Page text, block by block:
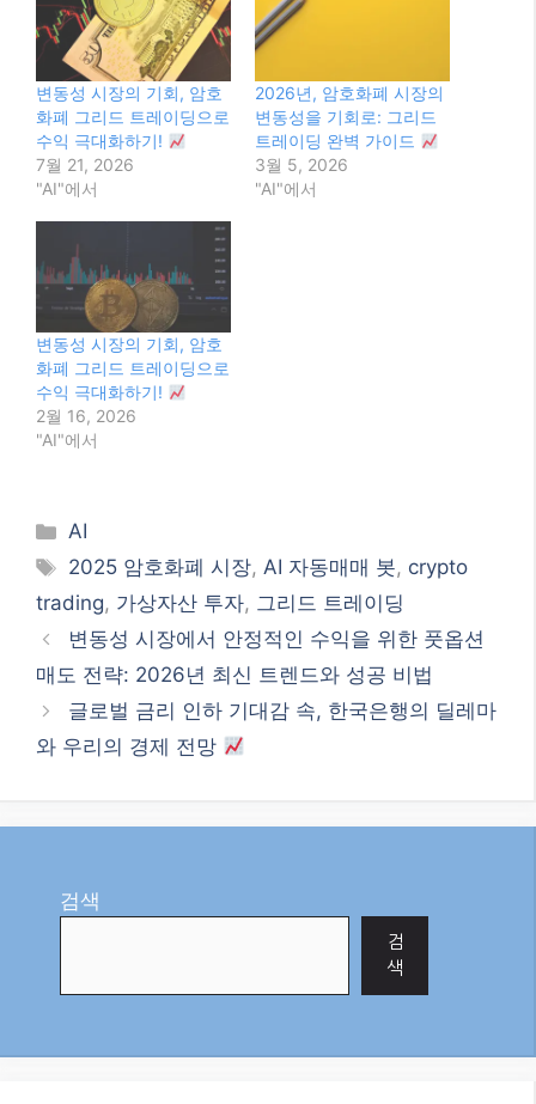
변동성 시장의 기회, 암호
화폐 그리드 트레이딩으로
수익 극대화하기!
7월 21, 2026
"AI"에서
2026년, 암호화폐 시장의
변동성을 기회로: 그리드
트레이딩 완벽 가이드
3월 5, 2026
"AI"에서
변동성 시장의 기회, 암호
화폐 그리드 트레이딩으로
수익 극대화하기!
2월 16, 2026
"AI"에서
Categories
AI
Tags
2025 암호화폐 시장,AI 자동매매 봇, crypto
trading, 가상자산 투자, 그리드 트레이딩
변동성 시장에서 안정적인 수익을 위한 풋옵션
매도 전략: 2026년 최신 트렌드와 성공 비법
글로벌 금리 인하 기대감 속, 한국은행의 딜레마
와 우리의 경제 전망
검색
검
색